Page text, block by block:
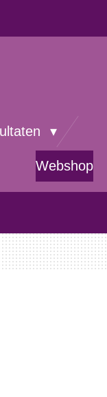
Webshop